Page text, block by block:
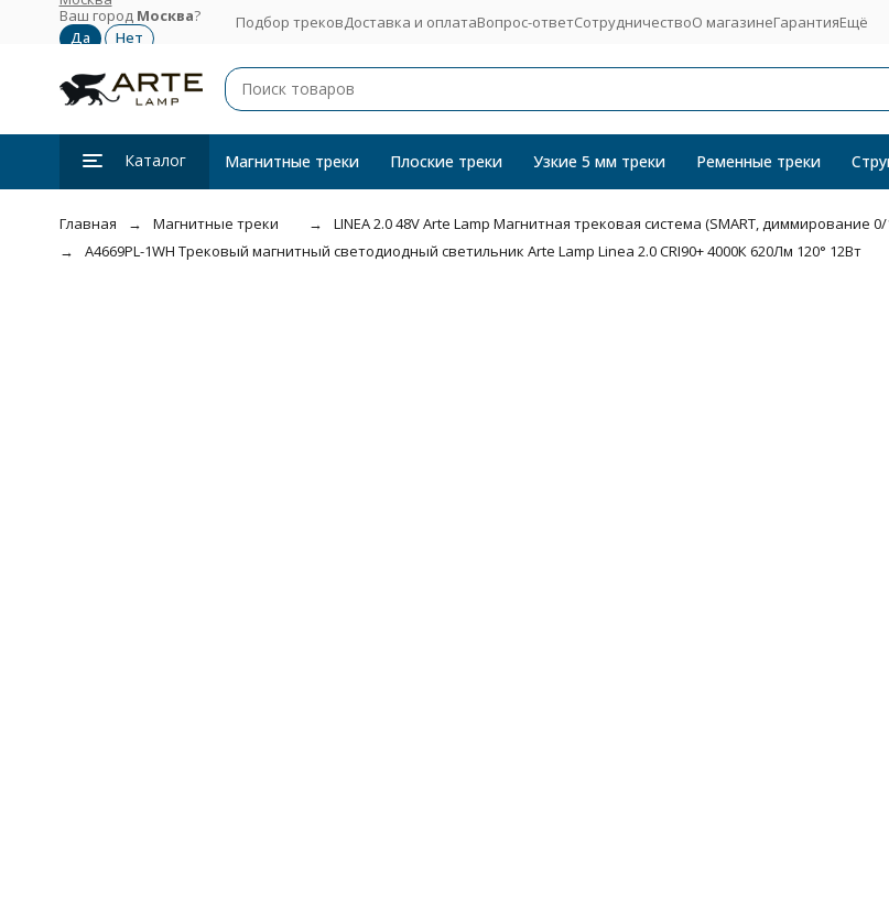
Ваш город Москва? Подбор трековДоставка и оплатаВопрос-ответСотрудничествоО магазинеГарантияЕщё
Каталог Магнитные треки Плоские треки Узкие 5 мм треки Ременные треки
Главная Магнитные треки
LINEA 2.0 48V Arte Lamp Магнитная трековая система (SMART, диммирование 0/
A4669PL-1WH Трековый магнитный светодиодный светильник Arte Lamp Linea 2.0 CRI90+ 4000К 620Лм 120° 12Вт